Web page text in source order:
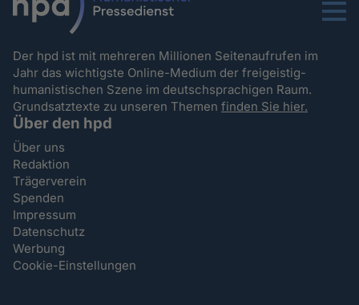
Menu
Der hpd ist mit mehreren Millionen Seitenaufrufen im
Jahr das wichtigste Online-Medium der freigeistig-
humanistischen Szene im deutschsprachigen Raum.
Grundsatztexte zu unseren Themenfinden Sie hier.
Über den hpd
Über uns
Redaktion
Trägerverein
Spenden
Impressum
Datenschutz
Werbung
Cookie-Einstellungen